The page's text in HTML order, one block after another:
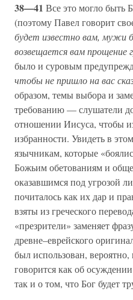
38—41 Все это могло быть
(поэтому Павел говорит
будет известно вам, мужи
возвещается вам прощение
было и суровым
чтобы не пришло на вас
образом, темы выбора и
требованию — слушатели
отношении Иисуса, чтобы
избранности. Увидеть в
язычникам, которые
Божьим обетованиям и
оказавшимся под угрозой
почиталось как их дар и
взяты из греческого
«презрители» заменяет
древне–еврейского
был использован,
говорится как об
так и о том, что Бог будет